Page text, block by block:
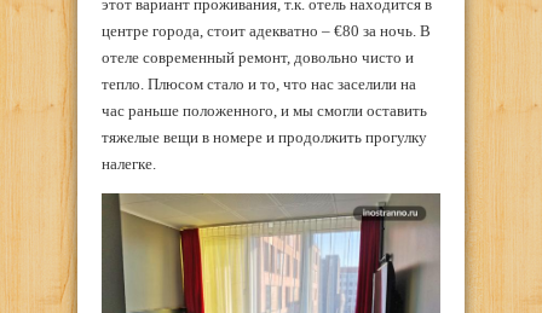
этот вариант проживания, т.к. отель находится в
центре города, стоит адекватно – €80 за ночь. В
отеле современный ремонт, довольно чисто и
тепло. Плюсом стало и то, что нас заселили на
час раньше положенного, и мы смогли оставить
тяжелые вещи в номере и продолжить прогулку
налегке.